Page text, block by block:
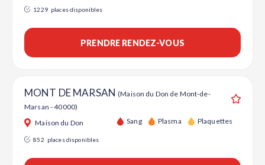
1229 places disponibles
PRENDRE RENDEZ-VOUS
MONT DE MARSAN(Maison du Don de Mont-de-
Marsan - 40000)
Maison du Don Sang Plasma Plaquettes
852 places disponibles